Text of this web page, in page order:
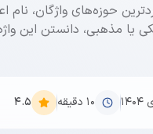
حوزه‌های واژگان،
یا مذهبی، دانستن این
10 دقیقه 4.5